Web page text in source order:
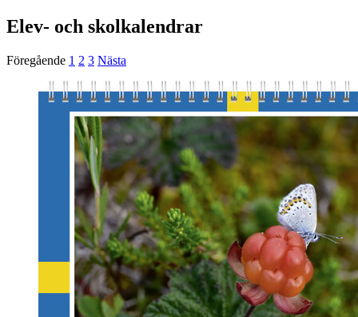
Elev- och skolkalendrar
Föregående 1 2 3 Nästa